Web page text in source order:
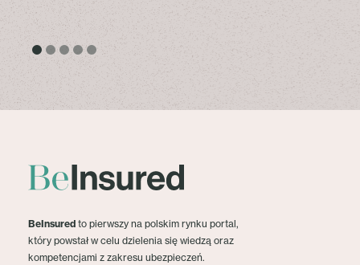
BeInsured to pierwszy na polskim rynku portal,
który powstał w celu dzielenia się wiedzą oraz
kompetencjami z zakresu ubezpieczeń.